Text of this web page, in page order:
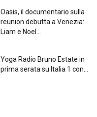
Oasis, il documentario sulla
reunion debutta a Venezia:
Liam e Noel...
Yoga Radio Bruno Estate in
prima serata su Italia 1 con...